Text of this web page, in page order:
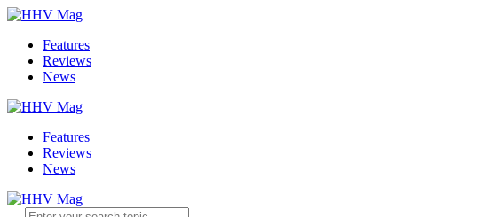
Features
Reviews
News
Features
Reviews
News